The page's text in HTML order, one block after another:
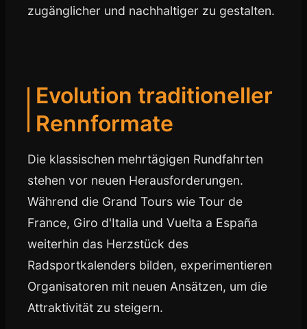
zugänglicher und nachhaltiger zu gestalten.
Evolution traditioneller
Rennformate
Die klassischen mehrtägigen Rundfahrten
stehen vor neuen Herausforderungen.
Während die Grand Tours wie Tour de
France, Giro d'Italia und Vuelta a España
weiterhin das Herzstück des
Radsportkalenders bilden, experimentieren
Organisatoren mit neuen Ansätzen, um die
Attraktivität zu steigern.